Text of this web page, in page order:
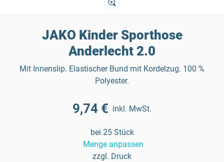
JAKO Kinder Sporthose
Anderlecht 2.0
Mit Innenslip. Elastischer Bund mit Kordelzug. 100 %
Polyester.
9,74 € inkl. MwSt.
bei 25 Stück
Menge anpassen
zzgl. Druck